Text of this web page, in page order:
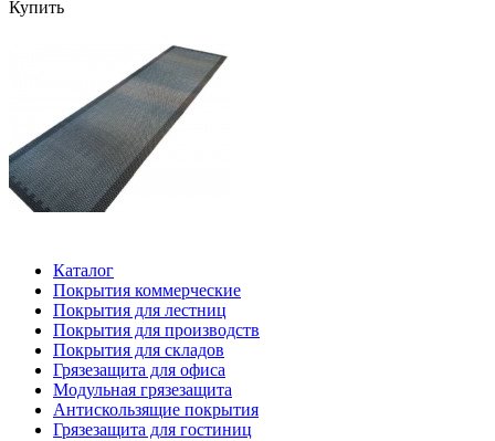
Купить
Каталог
Покрытия коммерческие
Покрытия для лестниц
Покрытия для производств
Покрытия для складов
Грязезащита для офиса
Модульная грязезащита
Антискользящие покрытия
Грязезащита для гостиниц